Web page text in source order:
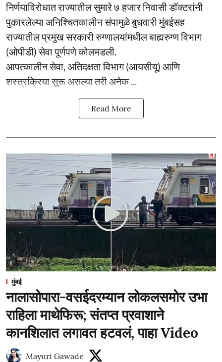
निर्णयाविरोधात राज्यातील सुमारे ७ हजार निवासी डॉक्टरांनी
पुकारलेल्या अनिश्चितकालीन संपामुळे बुधवारी मुंबईसह
राज्यातील प्रमुख सरकारी रुग्णालयांमधील बाह्यरुग्ण विभाग
(ओपीडी) सेवा पूर्णपणे कोलमडली.
आपत्कालीन सेवा, अतिदक्षता विभाग (आयसीयू) आणि
शस्त्रक्रिया सुरू असल्या तरी अनेक ...
Read More
मुंबई
नालासोपारा-वसईदरम्यान लोकलसमोर उभा
राहिला माथेफिरू; संतप्त प्रवाशाने
कानशिलात लगावत हटवलं, पाहा Video
Mayuri Gawade